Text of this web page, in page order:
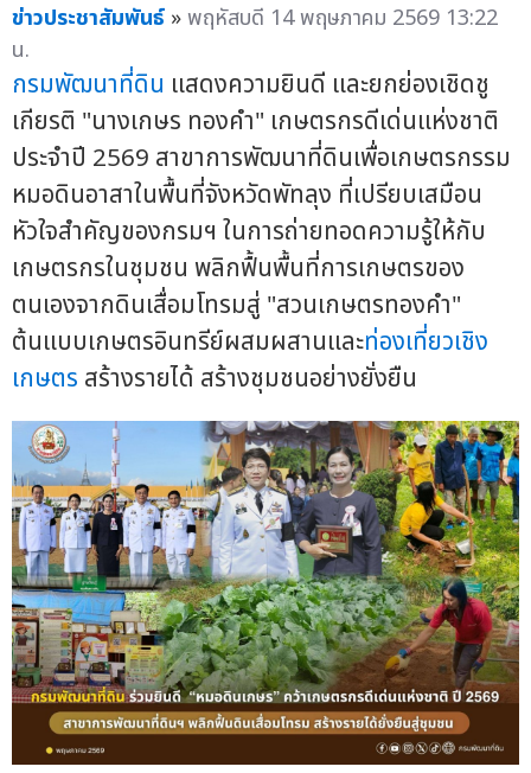
ข่าวประชาสัมพันธ์ »พฤหัสบดี 14 พฤษภาคม 2569 13:22
น.
กรมพัฒนาที่ดิน แสดงความยินดี และยกย่องเชิดชู
เกียรติ "นางเกษร ทองคำ" เกษตรกรดีเด่นแห่งชาติ
ประจำปี 2569 สาขาการพัฒนาที่ดินเพื่อเกษตรกรรม
หมอดินอาสาในพื้นที่จังหวัดพัทลุง ที่เปรียบเสมือน
หัวใจสำคัญของกรมฯ ในการถ่ายทอดความรู้ให้กับ
เกษตรกรในชุมชน พลิกฟื้นพื้นที่การเกษตรของ
ตนเองจากดินเสื่อมโทรมสู่ "สวนเกษตรทองคำ"
ต้นแบบเกษตรอินทรีย์ผสมผสานและท่องเที่ยวเชิง
เกษตร สร้างรายได้ สร้างชุมชนอย่างยั่งยืน